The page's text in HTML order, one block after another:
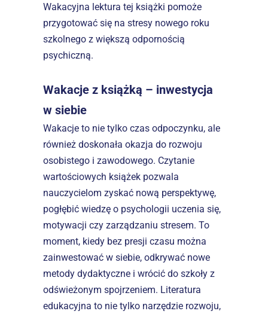
Wakacyjna lektura tej książki pomoże
przygotować się na stresy nowego roku
szkolnego z większą odpornością
psychiczną.
Wakacje z książką – inwestycja
w siebie
Wakacje to nie tylko czas odpoczynku, ale
również doskonała okazja do rozwoju
osobistego i zawodowego. Czytanie
wartościowych książek pozwala
nauczycielom zyskać nową perspektywę,
pogłębić wiedzę o psychologii uczenia się,
motywacji czy zarządzaniu stresem. To
moment, kiedy bez presji czasu można
zainwestować w siebie, odkrywać nowe
metody dydaktyczne i wrócić do szkoły z
odświeżonym spojrzeniem. Literatura
edukacyjna to nie tylko narzędzie rozwoju,